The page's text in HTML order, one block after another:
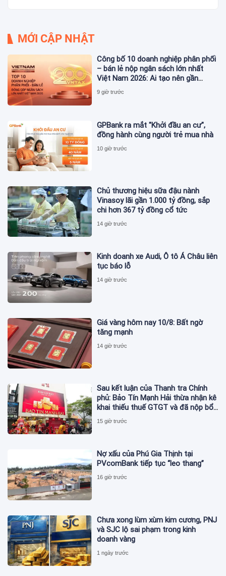
MỚI CẬP NHẬT
Công bố 10 doanh nghiệp phân phối
– bán lẻ nộp ngân sách lớn nhất
Việt Nam 2026: Ai tạo nên gần
12.900 tỷ đồng?
9 giờ trước
GPBank ra mắt "Khởi đầu an cư",
đồng hành cùng người trẻ mua nhà
10 giờ trước
Chủ thương hiệu sữa đậu nành
Vinasoy lãi gần 1.000 tỷ đồng, sắp
chi hơn 367 tỷ đồng cổ tức
14 giờ trước
Kinh doanh xe Audi, Ô tô Á Châu liên
tục báo lỗ
14 giờ trước
Giá vàng hôm nay 10/8: Bất ngờ
tăng mạnh
14 giờ trước
Sau kết luận của Thanh tra Chính
phủ: Bảo Tín Mạnh Hải thừa nhận kê
khai thiếu thuế GTGT và đã nộp bổ
sung
15 giờ trước
Nợ xấu của Phú Gia Thịnh tại
PVcomBank tiếp tục “leo thang”
16 giờ trước
Chưa xong lùm xùm kim cương, PNJ
và SJC lộ sai phạm trong kinh
doanh vàng
1 ngày trước